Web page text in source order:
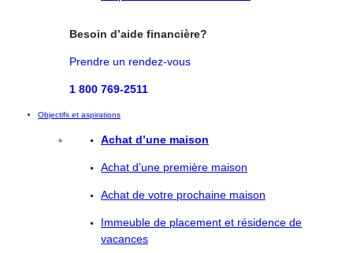
Besoin d’aide financière?
Prendre un rendez-vous
1 800 769-2511
Objectifs et aspirations
Achat d’une maison
Achat d’une première maison
Achat de votre prochaine maison
Immeuble de placement et résidence de
vacances